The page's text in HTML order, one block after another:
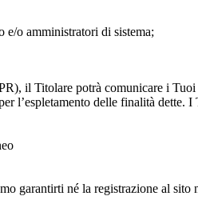
e/o amministratori di sistema;
il Titolare potrà comunicare i
l’espletamento delle finalità dette.
garantirti né la registrazione al sito